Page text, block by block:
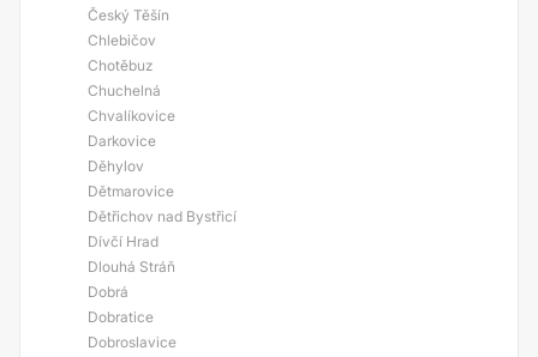
Český Těšín
Chlebičov
Chotěbuz
Chuchelná
Chvalíkovice
Darkovice
Děhylov
Dětmarovice
Dětřichov nad Bystřicí
Dívčí Hrad
Dlouhá Stráň
Dobrá
Dobratice
Dobroslavice